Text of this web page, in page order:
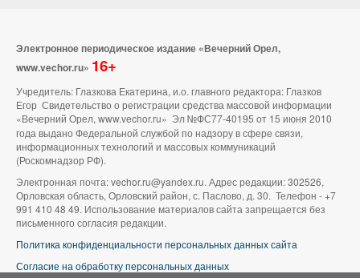
Электронное периодическое издание «Вечерний Орел,
www.vechor.ru» 16+
Учредитель: Глазкова Екатерина, и.о. главного редактора: Глазков
Егор Свидетельство о регистрации средства массовой информации
«Вечерний Орел, www.vechor.ru» Эл №ФС77-40195 от 15 июня 2010
года выдано Федеральной службой по надзору в сфере связи,
информационных технологий и массовых коммуникаций
(Роскомнадзор РФ).
Электронная почта: vechor.ru@yandex.ru. Адрес редакции: 302526,
Орловская область, Орловский район, с. Паслово, д. 30. Телефон - +7
991 410 48 49. Использование материалов сайта запрещается без
письменного согласия редакции.
Политика конфиденциальности персональных данных сайта
Согласие на обработку персональных данных